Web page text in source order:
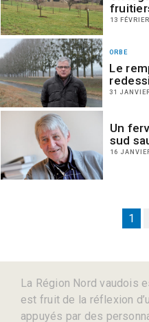
13
ORBE
Le
31
Un
sud
16
1
La Région Nord vaudois
est fruit de la réflexion
appuyés par des